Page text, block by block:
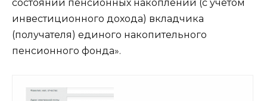
состоянии пенсионных накоплений (с учетом
инвестиционного дохода) вкладчика
(получателя) единого накопительного
пенсионного фонда».